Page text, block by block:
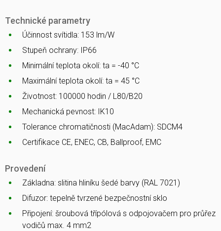
Technické parametry
Účinnost svítidla: 153 lm/W
Stupeň ochrany: IP66
Minimální teplota okolí: ta = -40 °C
Maximální teplota okolí: ta = 45 °C
Životnost: 100000 hodin / L80/B20
Mechanická pevnost: IK10
Tolerance chromatičnosti (MacAdam): SDCM4
Certifikace CE, ENEC, CB, Ballproof, EMC
Provedení
Základna: slitina hliníku šedé barvy (RAL 7021)
Difuzor: tepelně tvrzené bezpečnostní sklo
Připojení: šroubová třípólová s odpojovačem pro průřez
vodičů max. 4 mm2